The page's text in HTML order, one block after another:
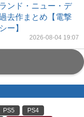
ンド・ニュー・デ
去作まとめ【電撃
ー】
2026-08-04 19:07
PS5
PS4